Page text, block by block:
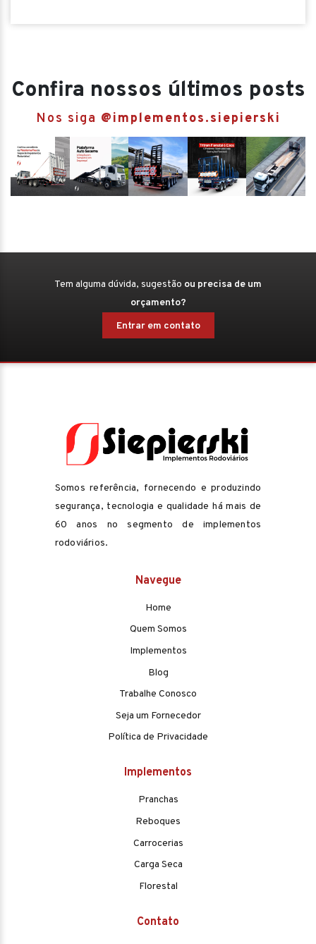
Confira nossos últimos posts
Nos siga @implementos.siepierski
Tem alguma dúvida, sugestão ou precisa de um
orçamento?
Entrar em contato
Somos referência, fornecendo e produzindo
segurança, tecnologia e qualidade há mais de
60 anos no segmento de implementos
rodoviários.
Navegue
Home
Quem Somos
Implementos
Blog
Trabalhe Conosco
Seja um Fornecedor
Política de Privacidade
Implementos
Pranchas
Reboques
Carrocerias
Carga Seca
Florestal
Contato